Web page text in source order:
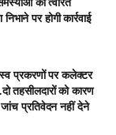
पर होगी कार्रवाई
प्रकरणों पर कलेक्टर
तहसीलदारों को कारण
प्रतिवेदन नहीं देने